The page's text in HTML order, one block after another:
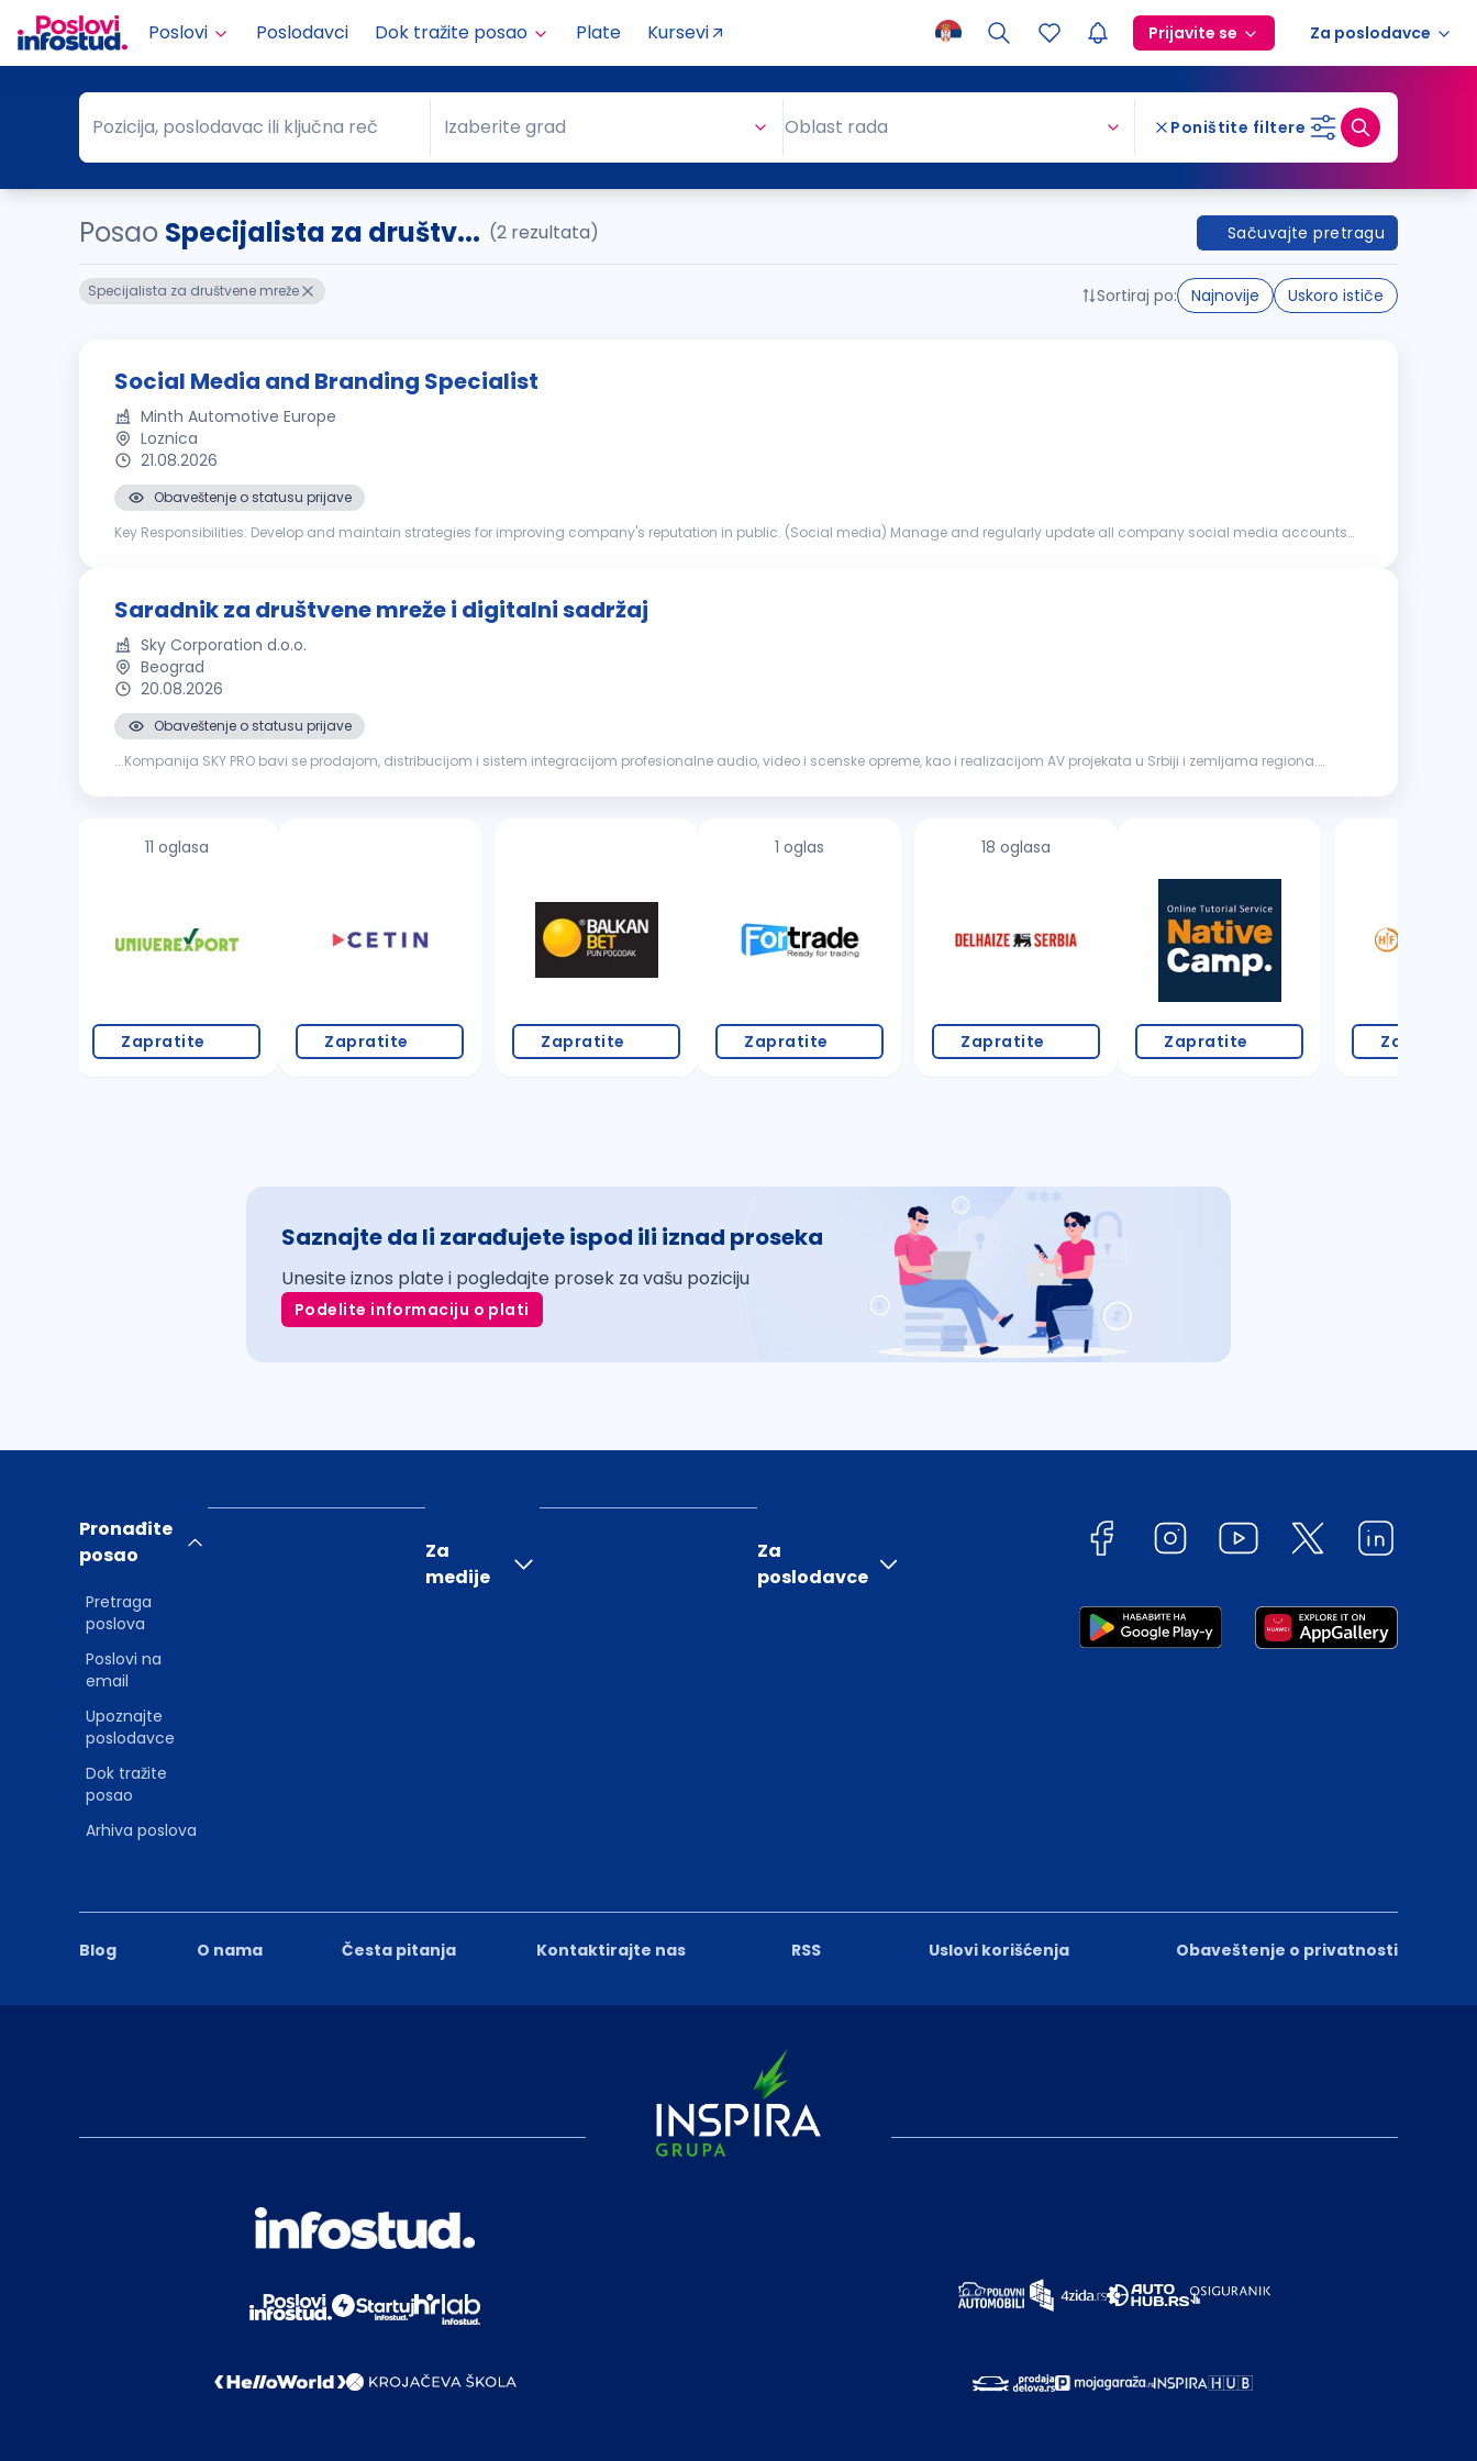
Poslovi Poslodavci Dok tražite posao Plate Kursevi Prijavite se Za poslodavce
Pozicija, poslodavac ili ključna reč
Pozicija, poslodavac ili ključna reč Grad
Izaberite grad Oblast rada Poništite filtere
Posao Specijalista za društv... (2 rezultata) Sačuvajte pretragu
Specijalista za društvene mreže Sortiraj po: Najnovije Uskoro ističe
Social Media and Branding Specialist
Minth Automotive Europe
Loznica
21.08.2026
Obaveštenje o statusu prijave
Key Responsibilities: Develop and maintain strategies for improving company's reputation in public. (Social media) Manage and regularly update all company social media accounts
Saradnik za društvene mreže i digitalni sadržaj
Sky Corporation d.o.o.
Beograd
20.08.2026
Obaveštenje o statusu prijave
...Kompanija SKY PRO bavi se prodajom, distribucijom i sistem integracijom profesionalne audio, video i scenske opreme, kao i realizacijom AV projekata u Srbiji i zemljama regiona.
11 oglasa
Zapratite Zapratite Zapratite
1 oglas
Zapratite
18 oglasa
Zapratite Zapratite Zapratite
Saznajte da li zarađujete ispod ili iznad proseka
Unesite iznos plate i pogledajte prosek za vašu poziciju
Podelite informaciju o plati
Blog O nama Česta pitanja Kontaktirajte nas RSS Uslovi korišćenja Obaveštenje o privatnosti
Pronađite
posao
Pretraga
poslova
Poslovi na
email
Upoznajte
poslodavce
Dok tražite
posao
Arhiva poslova
Za
medije
Za
poslodavce